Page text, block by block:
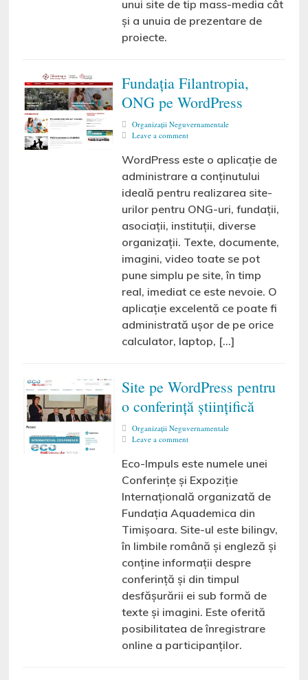
unui site de tip mass-media cât
și a unuia de prezentare de
proiecte.
Fundația Filantropia,
ONG pe WordPress
Organizaţii Neguvernamentale
Leave a comment
WordPress este o aplicație de
administrare a conținutului
ideală pentru realizarea site-
urilor pentru ONG-uri, fundații,
asociații, instituții, diverse
organizații. Texte, documente,
imagini, video toate se pot
pune simplu pe site, în timp
real, imediat ce este nevoie. O
aplicație excelentă ce poate fi
administrată ușor de pe orice
calculator, laptop, […]
Site pe WordPress pentru
o conferință științifică
Organizaţii Neguvernamentale
Leave a comment
Eco-Impuls este numele unei
Conferinţe şi Expoziţie
Internaţională organizată de
Fundația Aquademica din
Timișoara. Site-ul este bilingv,
în limbile română și engleză și
conține informații despre
conferință și din timpul
desfășurării ei sub formă de
texte și imagini. Este oferită
posibilitatea de înregistrare
online a participanților.